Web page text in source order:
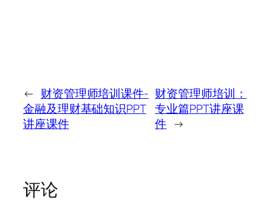
← 财资管理师培训课件-
金融及理财基础知识PPT
讲座课件
财资管理师培训：
专业篇PPT讲座课
件 →
评论